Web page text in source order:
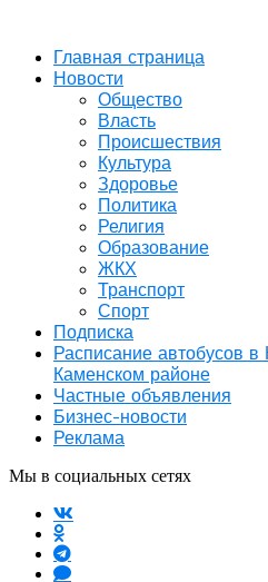
Главная страница
Новости
Общество
Власть
Происшествия
Культура
Здоровье
Политика
Религия
Образование
ЖКХ
Транспорт
Спорт
Подписка
Расписание автобусов
Каменском районе
Частные объявления
Бизнес-новости
Реклама
Мы в социальных сетях